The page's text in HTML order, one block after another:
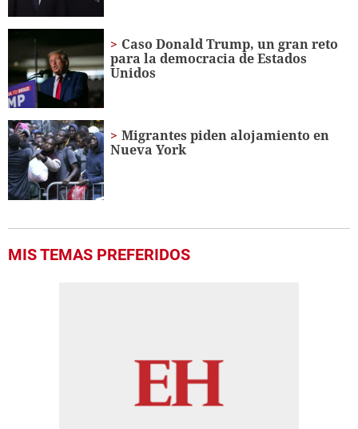
Caso Donald Trump, un gran reto
para la democracia de Estados
Unidos
Migrantes piden alojamiento en
Nueva York
MIS TEMAS PREFERIDOS